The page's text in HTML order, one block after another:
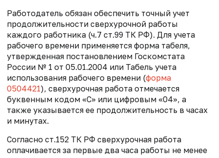
Работодатель обязан обеспечить точный учет
продолжительности сверхурочной работы
каждого работника (ч.7 ст.99 ТК РФ). Для учета
рабочего времени применяется форма табеля,
утвержденная постановлением Госкомстата
России № 1 от 05.01.2004 или Табель учета
использования рабочего времени (форма
0504421), сверхурочная работа отмечается
буквенным кодом «С» или цифровым «04», а
также указывается ее продолжительность в часах
и минутах.
Согласно ст.152 ТК РФ сверхурочная работа
оплачивается за первые два часа работы не менее